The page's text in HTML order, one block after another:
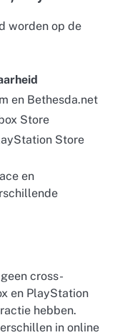
worden op de
en Bethesda.net
Store
Store
en
cross-
en PlayStation
hebben.
in online